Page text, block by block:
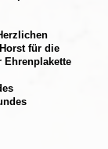
für die
Ehrenplakette